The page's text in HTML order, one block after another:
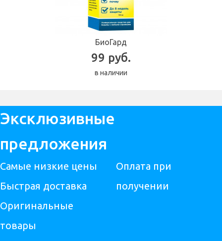
БиоГард
99 руб.
в наличии
Эксклюзивные
предложения
Самые низкие цены
Быстрая доставка
Оригинальные
товары
Оплата при
получении